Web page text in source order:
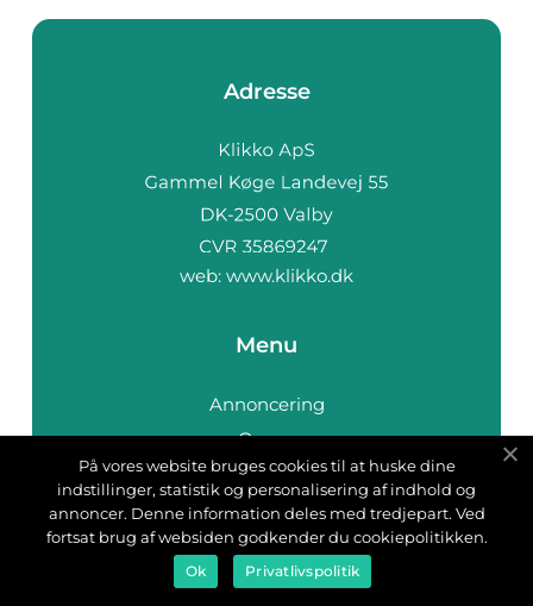
Adresse
web: www.klikko.dk
Menu
Annoncering
Om os
Cookies
Kontakt os
Sitemap
På vores website bruges cookies til at huske dine
indstillinger, statistik og personalisering af indhold og
annoncer. Denne information deles med tredjepart. Ved
fortsat brug af websiden godkender du cookiepolitikken.
Ok Privatlivspolitik